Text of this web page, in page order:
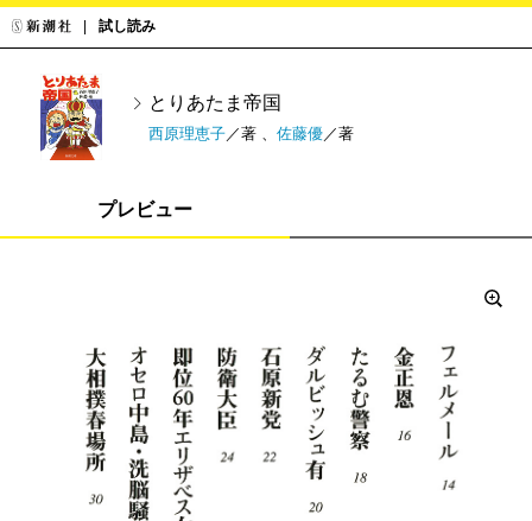
試し読み
とりあたま帝国
西原理恵子 ／著 、 佐藤優 ／著
プレビュー